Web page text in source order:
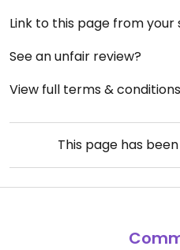
Link to this page from your
See an unfair review?
View full terms & conditions
This page has